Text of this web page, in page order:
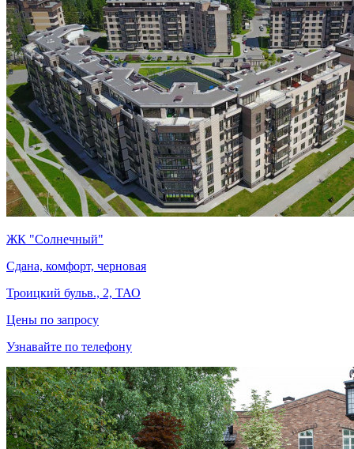
ЖК "Солнечный"
Сдана, комфорт, черновая
Троицкий бульв., 2, ТАО
Цены по запросу
Узнавайте по телефону